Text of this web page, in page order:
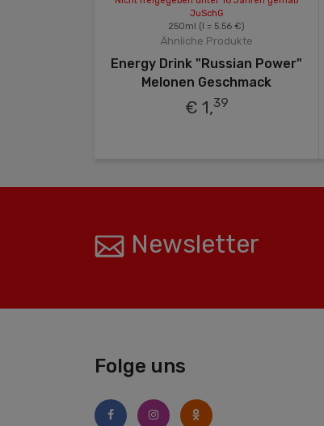
JuSchG
250ml (l = 5.56 €)
Ähnliche Produkte
Energy Drink "Russian Power"
Melonen Geschmack
€ 1,39
Newsletter
Folge uns